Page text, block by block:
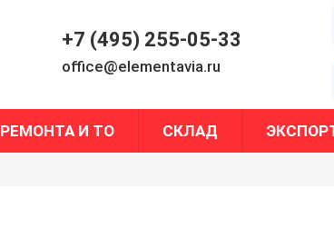
+7 (495) 255-05-33
office@elementavia.ru
И ТО СКЛАД